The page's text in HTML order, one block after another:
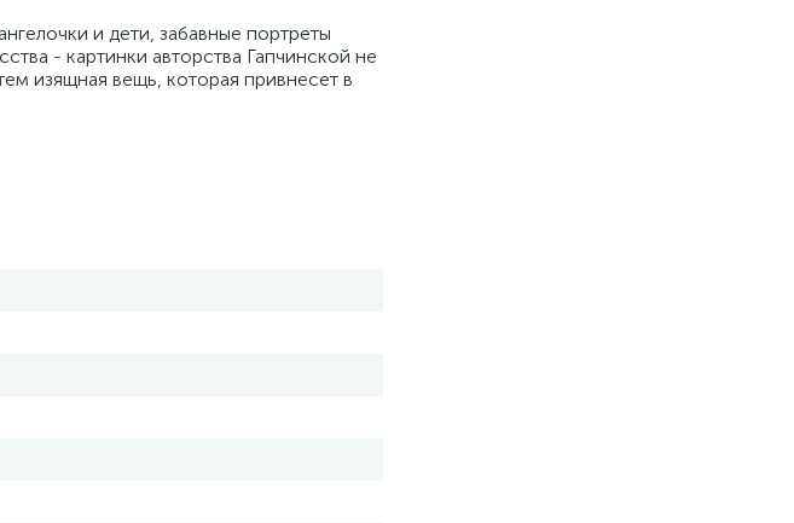
и дети, забавные портреты
- картинки авторства Гапчинской не
изящная вещь, которая привнесет в